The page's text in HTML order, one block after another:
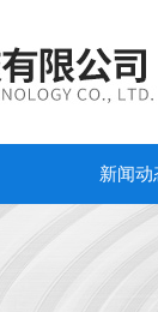
新闻动